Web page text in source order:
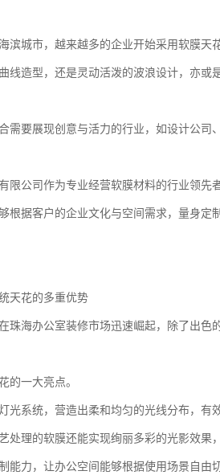
滨城市，越来越多的企业开始采用软膜天
线造型，还是灵动活泼的波浪设计，亦
需要展现创意与活力的行业，如设计公司
限公司作为专业经营软膜材料的行业领先
根据客户的企业文化与空间需求，量身
天花的多重优势
珠海办公室装修市场迅速崛起，除了出色
的一大亮点。
光系统，营造出柔和均匀的光线分布，有
处理的软膜还能实现绚丽多彩的光影效果
能力，让办公空间能够根据使用场景自由